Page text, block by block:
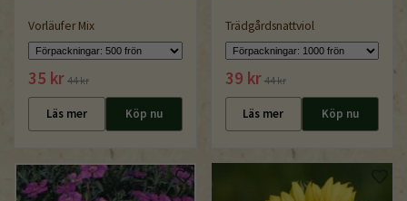
Vorläufer Mix
35 kr 44 kr
Läs mer Köp nu
Trädgårdsnattviol
39 kr 44 kr
Läs mer Köp nu